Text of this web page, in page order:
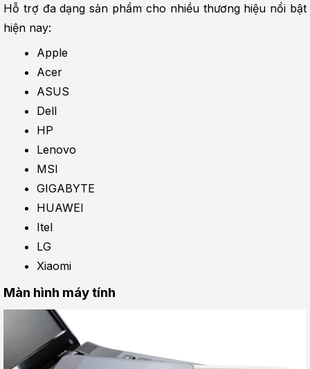
Hỗ trợ đa dạng sản phẩm cho nhiều thương hiệu nổi bật
hiện nay:
Apple
Acer
ASUS
Dell
HP
Lenovo
MSI
GIGABYTE
HUAWEI
Itel
LG
Xiaomi
Màn hình máy tính